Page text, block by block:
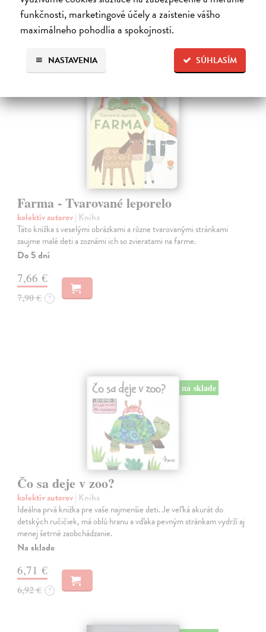
funkčnosti, marketingové účely a zaistenie vášho
maximálneho pohodlia a spokojnosti.
SÚHLASÍM
NASTAVENIA
7,90 € ?
Farma - Tvarované leporelo
kolektív autorov| Kniha
Táto knižka s veselými obrázkami a rôzne tvarovanými stránkami
zaujme malé deti a zoznámi ich so zvieratami na farme.
Do 5 dní
7,66 €
7,90 € ?
na sklade
Čo sa deje v zoo?
kolektív autorov| Kniha
Ideálna prvá knižka pre vaše najmenšie deti. Je veľká akurát do
detských ručičiek, má oblú hranu a vďaka pevným stránkam vydrží aj
menej šetrné zaobchádzanie.
Na sklade
6,71 €
6,92 € ?